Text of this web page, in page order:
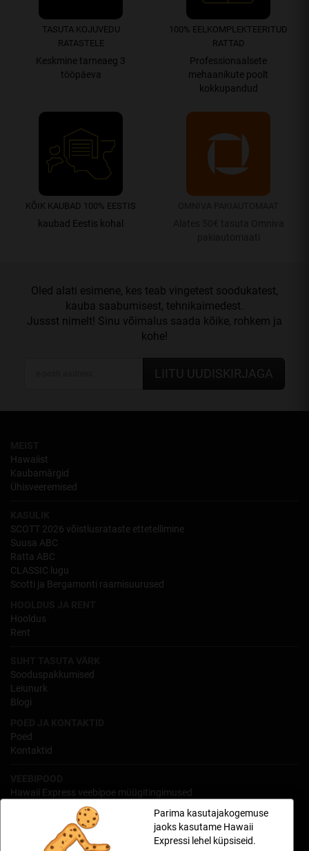
TASUTA KOJUVEDU
RATASTELE
Keskmine tarneaeg 3
tööpäeva
100% EEL­­­­KOMPLEK­TEERITUD
RATTAD
Professionaalsete
mehaanikute poolt
kokkupandud
KÕIK KAUBAD 100% EESTIS
kaubad Eestis kohal
Oled alati esimene, kes teab vingetest soodukatest,
kauba saabumisest, tehnikaimedest.
Jussst nimelt! Sinu võimalus saada kõike, rohkem ja
kohe!
LIITU UUDISKIRJAGA
Parima kasutajakogemuse
jaoks kasutame Hawaii
Expressi lehel küpsiseid.
Hawaiist
Kaubamärgid
Ühisveeremised
SCOTT 2026 võistlusrataste ettetellimine
Suusa ABC
Ratta ABC
CLASSIC lugu
Scotti ja Bergamonti raamisuurused
Hooldus
Rent
Sooduspakkumised
Leiunurk
Blogi
Poed
Kontaktid
Hawaii Express veebipoe müügitingimused
Isikuandmete töötlemine
Kauba tagastamine
Hawaii järelmaks
Hawaii3 - maksa kolmes osas lisakuludeta